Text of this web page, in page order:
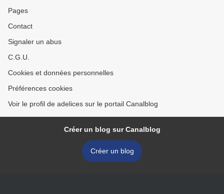
Pages
Contact
Signaler un abus
C.G.U.
Cookies et données personnelles
Préférences cookies
Voir le profil de adelices sur le portail Canalblog
Créer un blog sur Canalblog
Créer un blog